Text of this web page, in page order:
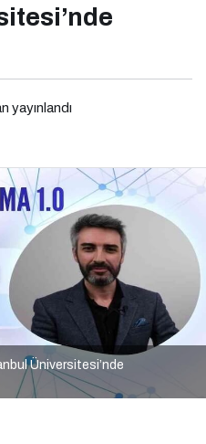
yayınlandı
Üniversitesi’nde